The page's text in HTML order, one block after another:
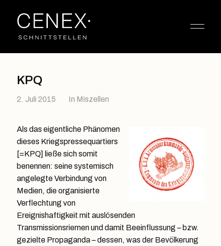
KPQ
2. Juli 2015 In Miszellen
Als das eigentliche Phänomen
dieses Kriegspressequartiers
[=KPQ] ließe sich somit
benennen: seine systemisch
angelegte Verbindung von
Medien, die organisierte
Verflechtung von
Ereignishaftigkeit mit auslösenden
Transmissionsriemen und damit Beeinflussung – bzw.
gezielte Propaganda – dessen, was der Bevölkerung